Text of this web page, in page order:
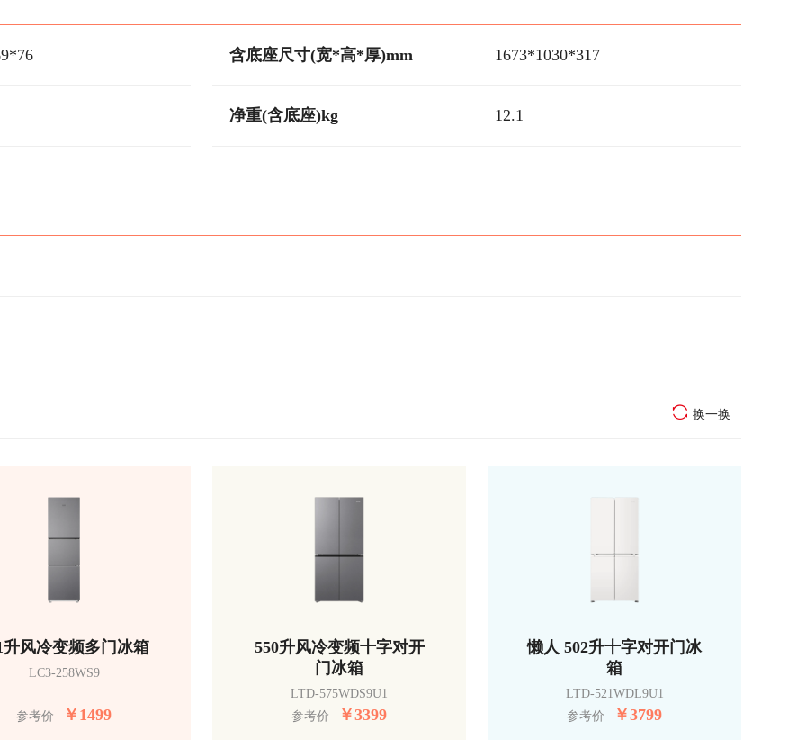
含底座尺寸(宽*高*厚)mm 1673*1030*317
净重(含底座)kg 12.1
换一换
升风冷变频多门冰箱
LC3-258WS9
参考价 ￥ 1499
550升风冷变频十字对开
门冰箱
LTD-575WDS9U1
参考价
￥3399
懒人 502升十字对开门冰
箱
LTD-521WDL9U1
参考价
￥3799